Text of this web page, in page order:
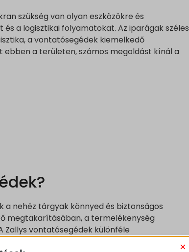
szükség van olyan eszközökre és
a logisztikai folyamatokat. Az iparágak széles
a vontatósegédek kiemelkedő
a területen, számos megoldást kínál a
a nehéz tárgyak könnyed és biztonságos
megtakarításában, a termelékenység
Zallys vontatósegédek különféle
raktárakat, bevásárlóközpontokat és
×